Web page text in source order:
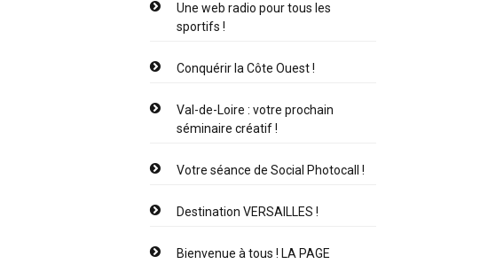
Une web radio pour tous les
sportifs !
Conquérir la Côte Ouest !
Val-de-Loire : votre prochain
séminaire créatif !
Votre séance de Social Photocall !
Destination VERSAILLES !
Bienvenue à tous ! LA PAGE